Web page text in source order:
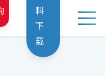
料
下
载